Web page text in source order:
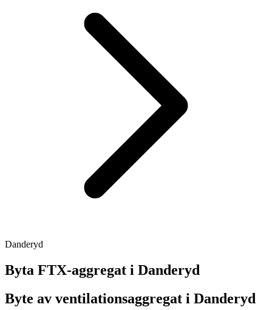
Danderyd
Byta FTX-aggregat i Danderyd
Byte av ventilationsaggregat i Danderyd